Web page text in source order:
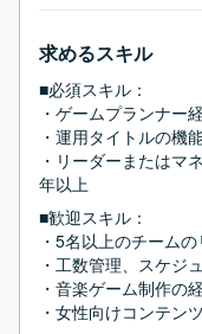
求めるスキル
■必須スキル：
・ゲームプランナー
・運用タイトルの機
・リーダーまたはマ
年以上
■歓迎スキル：
・5名以上のチーム
・工数管理、スケジ
・音楽ゲーム制作の
・女性向けコンテン